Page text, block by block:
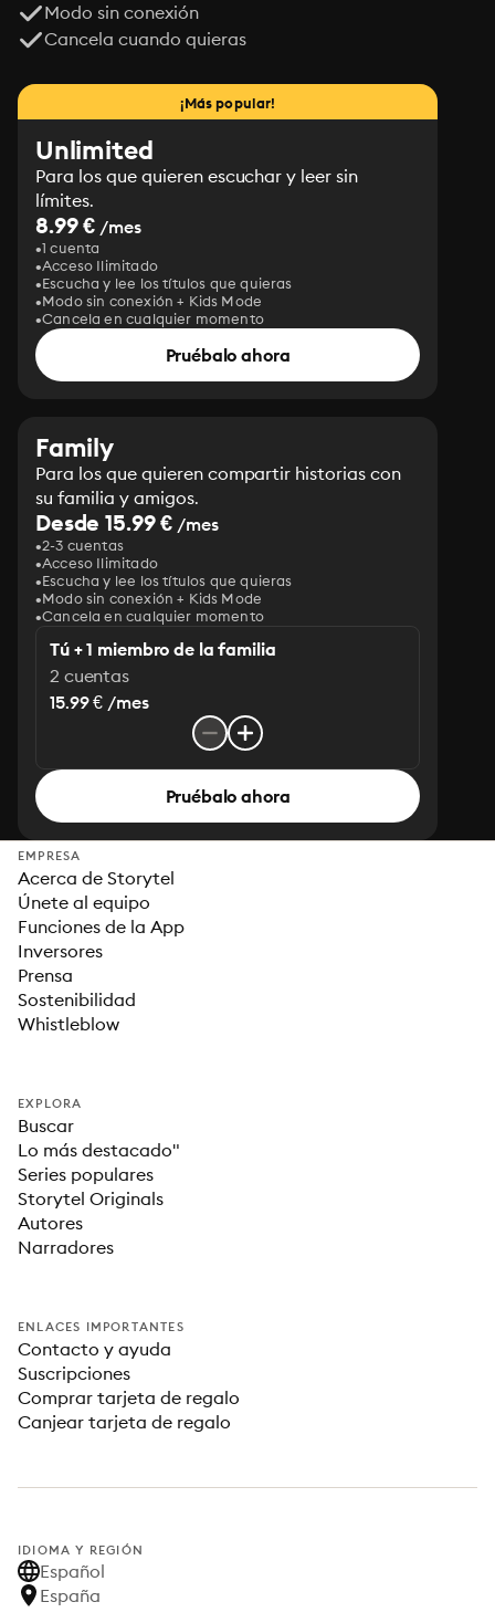
Modo sin conexión
Cancela cuando quieras
¡Más popular!
Unlimited
Para los que quieren escuchar y leer sin
límites.
8.99 € /mes
1 cuenta
Acceso Ilimitado
Escucha y lee los títulos que quieras
Modo sin conexión + Kids Mode
Cancela en cualquier momento
Pruébalo ahora
Family
Para los que quieren compartir historias con
su familia y amigos.
Desde 15.99 € /mes
2-3 cuentas
Acceso Ilimitado
Escucha y lee los títulos que quieras
Modo sin conexión + Kids Mode
Cancela en cualquier momento
Tú + 1 miembro de la familia
2 cuentas
15.99 € /mes
Pruébalo ahora
EMPRESA
Acerca de Storytel
Únete al equipo
Funciones de la App
Inversores
Prensa
Sostenibilidad
Whistleblow
EXPLORA
Buscar
Lo más destacado"
Series populares
Storytel Originals
Autores
Narradores
ENLACES IMPORTANTES
Contacto y ayuda
Suscripciones
Comprar tarjeta de regalo
Canjear tarjeta de regalo
IDIOMA Y REGIÓN
Español
España